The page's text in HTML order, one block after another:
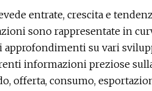
entrate, crescita e
sono rappresentate in
approfondimenti su vari
informazioni preziose
offerta, consumo,